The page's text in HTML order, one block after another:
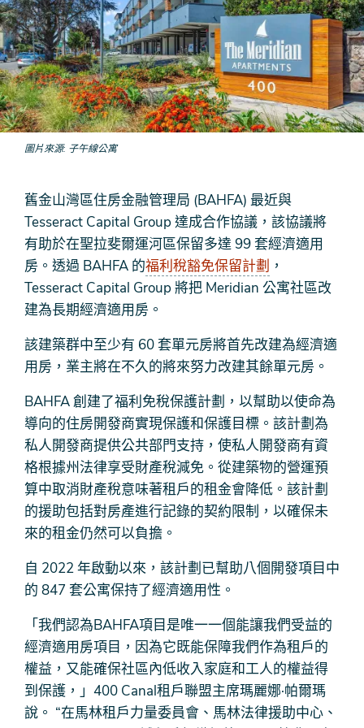
圖片來源 子午線公寓
舊金山灣區住房金融管理局 (BAHFA) 最近與
Tesseract Capital Group 達成合作協議，該協議將
有助於在聖拉斐爾運河區保留多達 99 套經濟適用
房。透過 BAHFA 的福利稅豁免保留計劃 ，
Tesseract Capital Group 將把 Meridian 公寓社區改
建為長期經濟適用房。
該建築群中至少有 60 套單元房將首先改建為經濟適
用房，業主將在不久的將來努力改建其餘單元房。
BAHFA 創建了福利免稅保護計劃，以幫助以使命為
導向的住房開發商實現保護和保護目標。該計劃為
私人開發商提供公共部門支持，使私人開發商有資
格根據州法律享受財產稅減免。從建築物的營運預
算中取消財產稅意味著租戶的租金會降低。該計劃
的援助包括對房產進行記錄的契約限制，以確保未
來的租金仍然可以負擔。
自 2022 年啟動以來，該計劃已幫助八個開發項目中
的 847 套公寓保持了經濟適用性。
「我們認為BAHFA項目是唯一一個能讓我們受益的
經濟適用房項目，因為它既能保障我們作為租戶的
權益，又能確保社區內低收入家庭和工人的權益得
到保護，」400 Canal租戶聯盟主席瑪麗娜·帕爾瑪
說。 “在馬林租戶力量委員會、馬林法律援助中心、